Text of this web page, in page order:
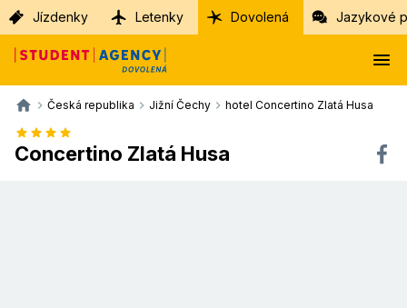
Jízdenky Letenky Dovolená Jazykové
Česká republika Jižní Čechy hotel Concertino Zlatá Husa
Concertino Zlatá Husa